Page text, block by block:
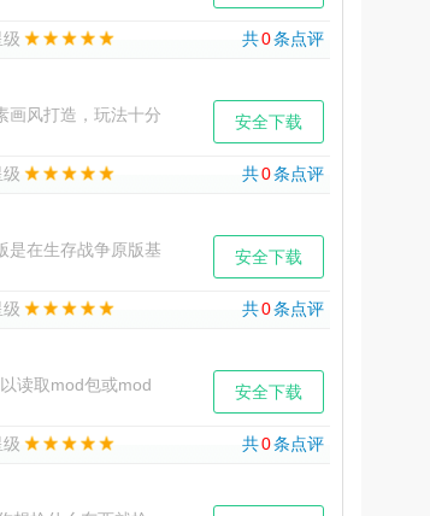
共0条点评
风打造，玩法十分
安全下载
共0条点评
在生存战争原版基
安全下载
共0条点评
读取mod包或mod
安全下载
共0条点评